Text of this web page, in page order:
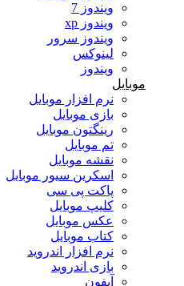
ویندوز 7
ویندوز xp
ویندوز سرور
لینوکس
ویندوز
موبایل
نرم افزار موبایل
بازی موبایل
رینگتون موبایل
تم موبایل
نقشه موبایل
اسکرین سیور موبایل
پاکت پی سی
کلیپ موبایل
عکس موبایل
کتاب موبایل
نرم افزار اندروید
بازی اندروید
آیفون